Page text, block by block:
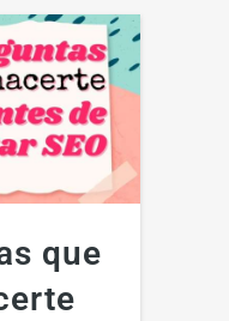
que